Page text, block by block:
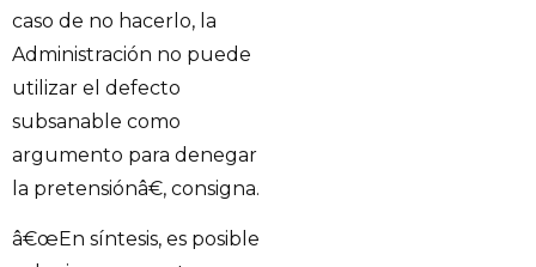
caso de no hacerlo, la
Administración no puede
utilizar el defecto
subsanable como
argumento para denegar
la pretensiónâ€, consigna.
â€œEn síntesis, es posible